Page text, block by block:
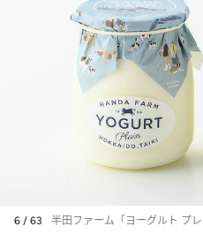
6 / 63 半田ファーム「ヨーグルト プ